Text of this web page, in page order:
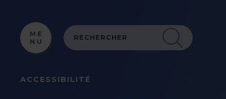
ACCESSIBILITÉ